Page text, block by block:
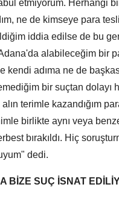
etmiyorum. Herhangi
ne de kimseye para
iddia edilse de bu
alabileceğim bir
adıma ne de
bir suçtan dolayı
terimle kazandığım
birlikte aynı veya
bırakıldı. Hiç
dedi.
BİZE SUÇ İSNAT